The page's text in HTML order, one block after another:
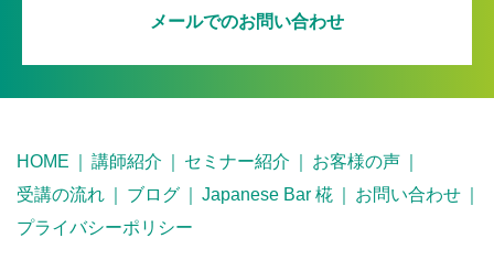
メールでのお問い合わせ
HOME 講師紹介 セミナー紹介
お客様の声
受講の流れ
ブログ Japanese Bar 椛
お問い合わせ
プライバシーポリシー